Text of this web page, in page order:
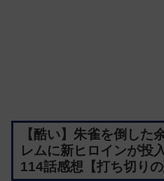
【酷い】朱雀を倒した
レムに新ヒロインが投
114話感想【打ち切りの